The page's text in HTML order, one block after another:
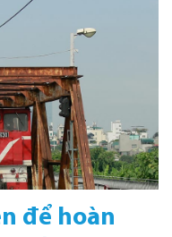
để hoàn